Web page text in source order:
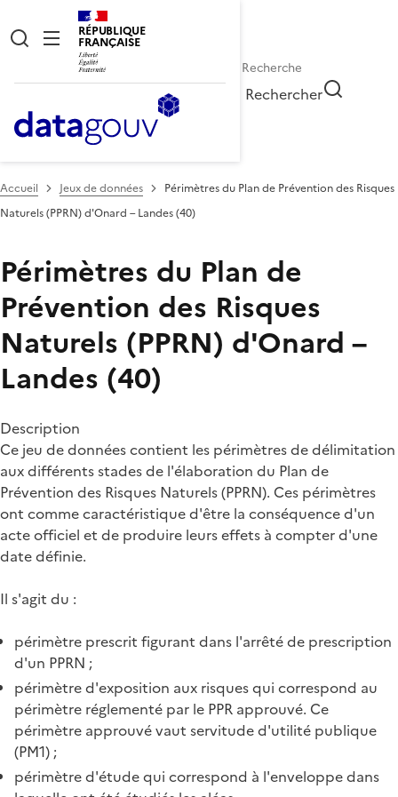
RÉPUBLIQUE
FRANÇAISE
Rechercher
Accueil Jeux de données
Périmètres du Plan de Prévention des Risques
Naturels (PPRN) d'Onard – Landes (40)
Périmètres du Plan de
Prévention des Risques
Naturels (PPRN) d'Onard –
Landes (40)
Description
Ce jeu de données contient les périmètres de délimitation
aux différents stades de l'élaboration du Plan de
Prévention des Risques Naturels (PPRN). Ces périmètres
ont comme caractéristique d'être la conséquence d'un
acte officiel et de produire leurs effets à compter d'une
date définie.
Il s'agit du :
périmètre prescrit figurant dans l'arrêté de prescription
d'un PPRN ;
périmètre d'exposition aux risques qui correspond au
périmètre réglementé par le PPR approuvé. Ce
périmètre approuvé vaut servitude d'utilité publique
(PM1) ;
périmètre d'étude qui correspond à l'enveloppe dans